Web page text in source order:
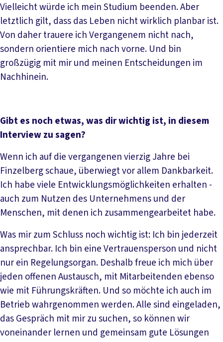
Vielleicht würde ich mein Studium beenden. Aber
letztlich gilt, dass das Leben nicht wirklich planbar ist.
Von daher trauere ich Vergangenem nicht nach,
sondern orientiere mich nach vorne. Und bin
großzügig mit mir und meinen Entscheidungen im
Nachhinein.
Gibt es noch etwas, was dir wichtig ist, in diesem
Interview zu sagen?
Wenn ich auf die vergangenen vierzig Jahre bei
Finzelberg schaue, überwiegt vor allem Dankbarkeit.
Ich habe viele Entwicklungsmöglichkeiten erhalten -
auch zum Nutzen des Unternehmens und der
Menschen, mit denen ich zusammengearbeitet habe.
Was mir zum Schluss noch wichtig ist: Ich bin jederzeit
ansprechbar. Ich bin eine Vertrauensperson und nicht
nur ein Regelungsorgan. Deshalb freue ich mich über
jeden offenen Austausch, mit Mitarbeitenden ebenso
wie mit Führungskräften. Und so möchte ich auch im
Betrieb wahrgenommen werden. Alle sind eingeladen,
das Gespräch mit mir zu suchen, so können wir
voneinander lernen und gemeinsam gute Lösungen